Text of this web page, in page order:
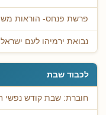
פרשת פנחס- הוראות
נבואת ירמיהו לעם ישראל
לכבוד שבת
חוברת: שבת קודש נפשי